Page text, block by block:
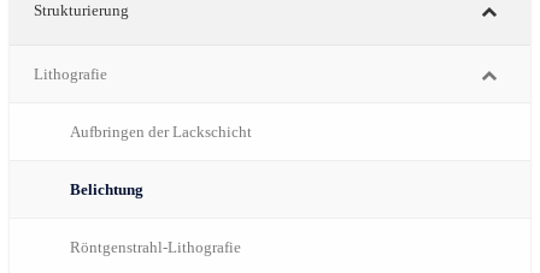
Strukturierung
Lithografie
Aufbringen der Lackschicht
Belichtung
Röntgenstrahl-Lithografie